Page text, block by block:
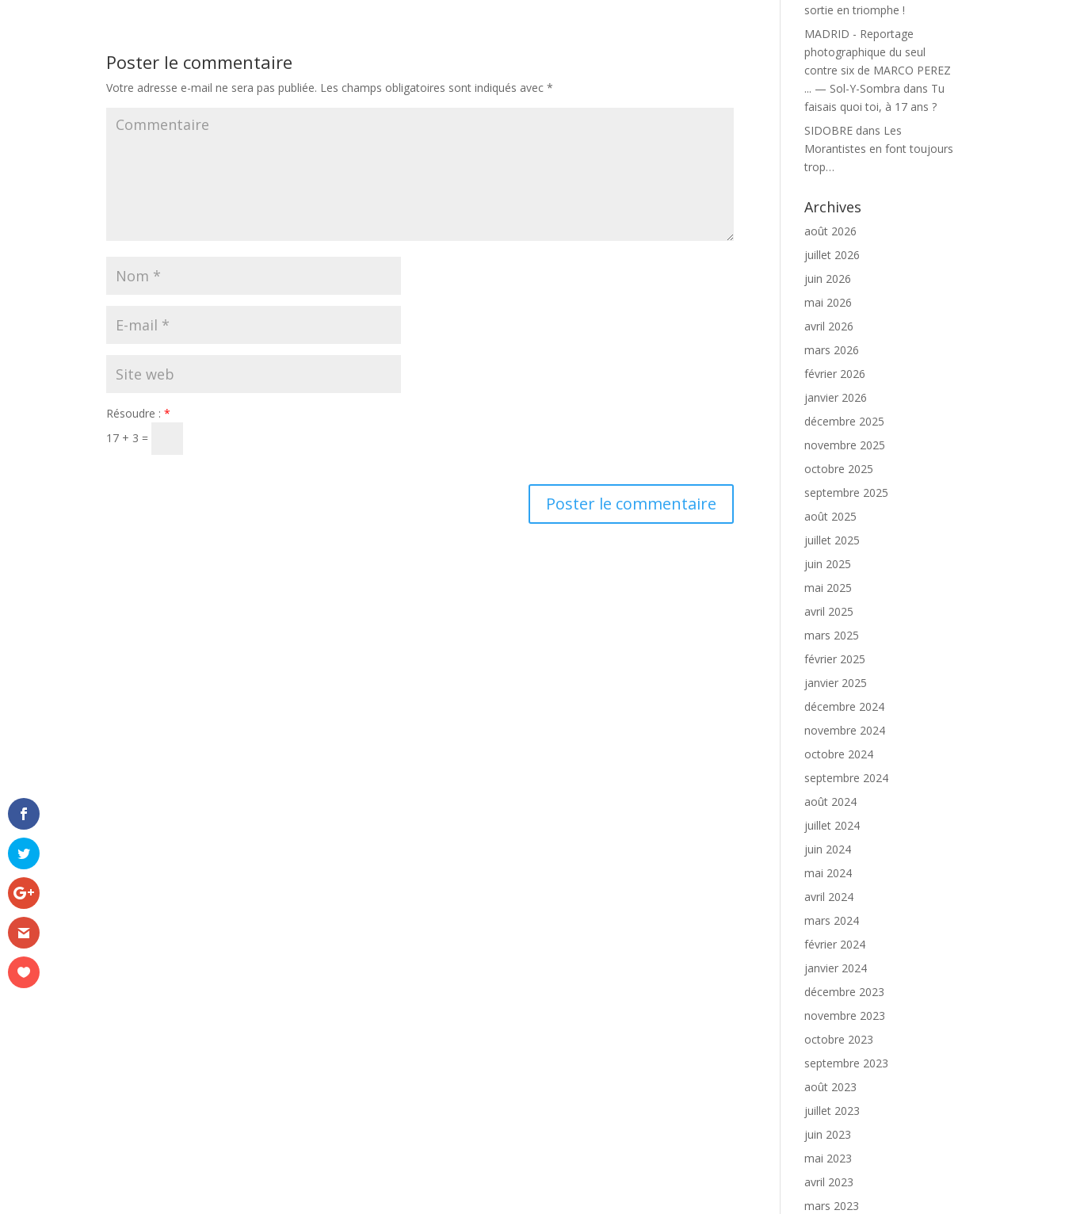
Poster le commentaire
Votre adresse e-mail ne sera pas publiée. Les champs obligatoires sont indiqués avec*
Résoudre :*
17 + 3 =
sortie en triomphe !
MADRID - Reportage
photographique du seul
contre six de MARCO PEREZ
... — Sol-Y-Sombra dans Tu
faisais quoi toi, à 17 ans ?
SIDOBRE dans Les
Morantistes en font toujours
trop…
Archives
août 2026
juillet 2026
juin 2026
mai 2026
avril 2026
mars 2026
février 2026
janvier 2026
décembre 2025
novembre 2025
octobre 2025
septembre 2025
août 2025
juillet 2025
juin 2025
mai 2025
avril 2025
mars 2025
février 2025
janvier 2025
décembre 2024
novembre 2024
octobre 2024
septembre 2024
août 2024
juillet 2024
juin 2024
mai 2024
avril 2024
mars 2024
février 2024
janvier 2024
décembre 2023
novembre 2023
octobre 2023
septembre 2023
août 2023
juillet 2023
juin 2023
mai 2023
avril 2023
mars 2023